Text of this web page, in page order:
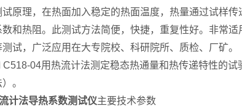
原理，在热面加入稳定的热面温度，热量通过试样
和热阻。此测试方法简便，快捷，重复性好。非常适
试，广泛应用在大专院校、科研院所、质检、厂矿。
04用热流计法测定稳态热通量和热传递特性的
。
计法导热系数测试仪主要技术参数